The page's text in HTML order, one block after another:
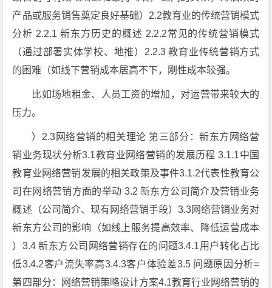
产品或服务销售奠定良好基础）2.2教育业的传统营销模式
分析 2.2.1 新东方历史的概述 2.2.2常见的传统营销模式
（通过部署实体学校、地推）2.2.3 教育业传统营销方式
的困难（如线下营销成本居高不下，刚性成本较强。
比如场地租金、人员工资的增加，对运营带来较大的
压力。
）2.3网络营销的相关理论 第三部分：新东方网络营
销业务现状分析3.1教育业网络营销的发展历程 3.1.1中国
教育业网络营销发展的相关政策及事件3.1.2代表性教育公
司在网络营销方面的举动 3.2 新东方公司简介及营销业务
概述（公司简介、现有网络营销手段）3.3网络营销业务对
新东方公司的影响（如线上服务提高效率、降低运营成本
）3.4 新东方公司网络营销存在的问题3.4.1用户转化占比
低3.4.2客户流失率高3.4.3客户体验差3.5 问题原因分析=
第四部分：网络营销策略设计方案4.1教育行业网络营销的